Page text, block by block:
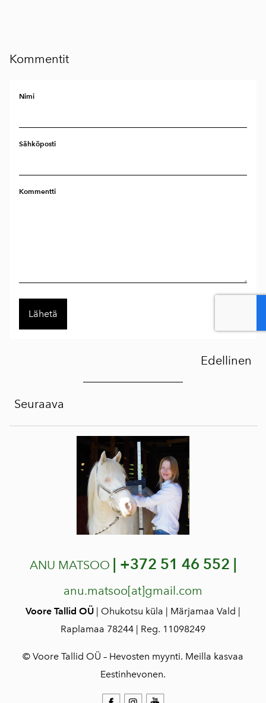
Kommentit
Nimi
Sähköposti
Kommentti
Edellinen
Seuraava
ANU MATSOO | +372 51 46 552 |
anu.matsoo[at]gmail.com
Voore Tallid OÜ | Ohukotsu küla | Märjamaa Vald |
Raplamaa 78244 | Reg. 11098249
© Voore Tallid OÜ – Hevosten myynti. Meilla kasvaa
Eestinhevonen.